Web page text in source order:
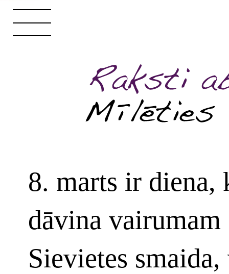
8. marts ir diena,
dāvina vairumam
Sievietes